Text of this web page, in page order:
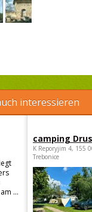
interessieren
...
camping
K Reporyjim 4, 155
Trebonice